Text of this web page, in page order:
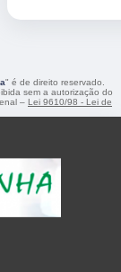
" é de direito reservado.
sem a autorização do
– Lei 9610/98 - Lei de